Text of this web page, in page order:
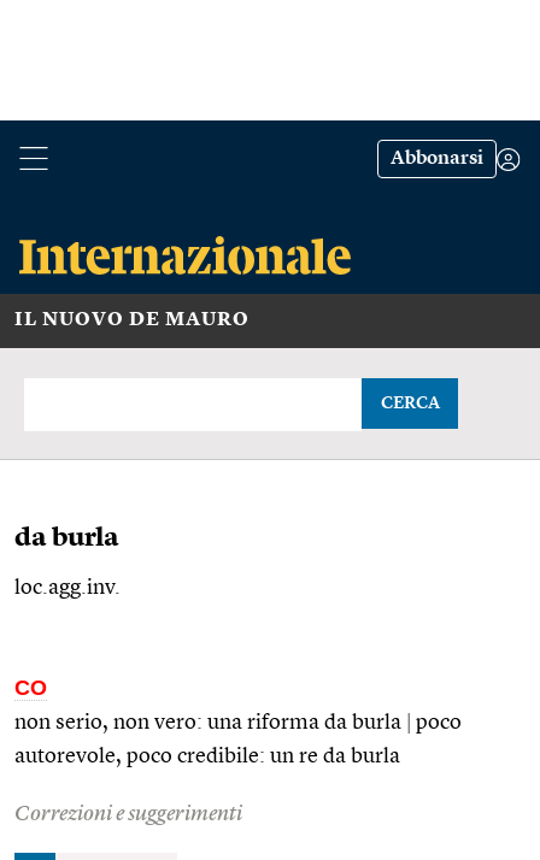
Abbonarsi
IL NUOVO DE MAURO
CERCA
da burla
loc.agg.inv.
CO
non serio, non vero: una riforma da burla
poco
autorevole, poco credibile: un re da burla
Correzioni e suggerimenti